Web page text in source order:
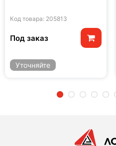
Код товара: 205813
Под заказ
Уточняйте